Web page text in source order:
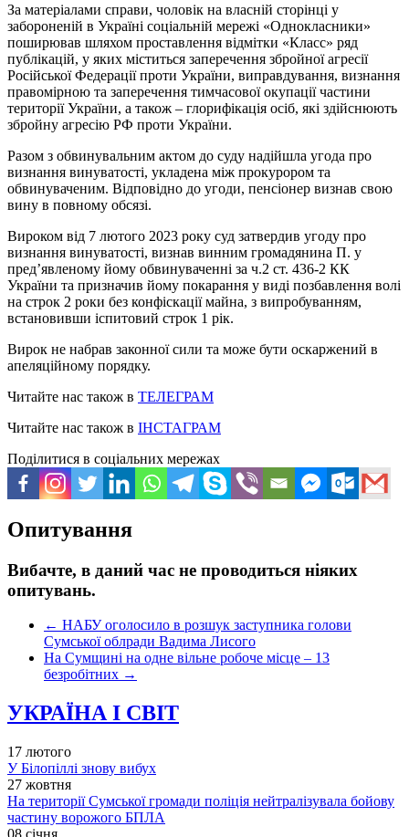
За матеріалами справи, чоловік на власній сторінці у
забороненій в Україні соціальній мережі «Однокласники»
поширював шляхом проставлення відмітки «Класс» ряд
публікацій, у яких міститься заперечення збройної агресії
Російської Федерації проти України, виправдування, визнання
правомірною та заперечення тимчасової окупації частини
території України, а також – глорифікація осіб, які здійснюють
збройну агресію РФ проти України.
Разом з обвинувальним актом до суду надійшла угода про
визнання винуватості, укладена між прокурором та
обвинуваченим. Відповідно до угоди, пенсіонер визнав свою
вину в повному обсязі.
Вироком від 7 лютого 2023 року суд затвердив угоду про
визнання винуватості, визнав винним громадянина П. у
пред’явленому йому обвинуваченні за ч.2 ст. 436-2 КК
України та призначив йому покарання у виді позбавлення волі
на строк 2 роки без конфіскації майна, з випробуванням,
встановивши іспитовий строк 1 рік.
Вирок не набрав законної сили та може бути оскаржений в
апеляційному порядку.
Читайте нас також в ТЕЛЕГРАМ
Читайте нас також в ІНСТАГРАМ
Поділитися в соціальних мережах
Опитування
Вибачте, в даний час не проводиться ніяких
опитувань.
← НАБУ оголосило в розшук заступника голови
Сумської облради Вадима Лисого
На Сумщині на одне вільне робоче місце – 13
безробітних →
УКРАЇНА І СВІТ
17 лютого
У Білопіллі знову вибух
27 жовтня
На території Сумської громади поліція нейтралізувала бойову
частину ворожого БПЛА